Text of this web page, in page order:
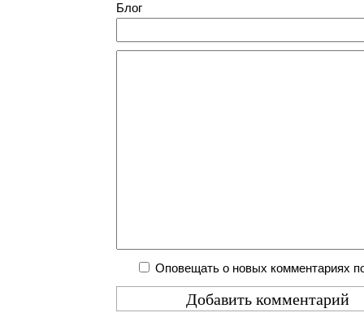
Блог
Оповещать о новых комментариях